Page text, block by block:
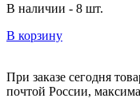
В наличии - 8 шт.
В корзину
При заказе сегодня
почтой России,